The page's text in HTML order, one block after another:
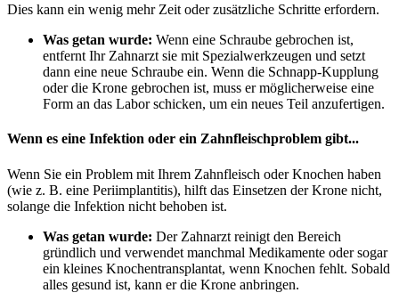
Dies kann ein wenig mehr Zeit oder zusätzliche Schritte erfordern.
Was getan wurde: Wenn eine Schraube gebrochen ist,
entfernt Ihr Zahnarzt sie mit Spezialwerkzeugen und setzt
dann eine neue Schraube ein. Wenn die Schnapp-Kupplung
oder die Krone gebrochen ist, muss er möglicherweise eine
Form an das Labor schicken, um ein neues Teil anzufertigen.
Wenn es eine Infektion oder ein Zahnfleischproblem gibt...
Wenn Sie ein Problem mit Ihrem Zahnfleisch oder Knochen haben
(wie z. B. eine Periimplantitis), hilft das Einsetzen der Krone nicht,
solange die Infektion nicht behoben ist.
Was getan wurde: Der Zahnarzt reinigt den Bereich
gründlich und verwendet manchmal Medikamente oder sogar
ein kleines Knochentransplantat, wenn Knochen fehlt. Sobald
alles gesund ist, kann er die Krone anbringen.